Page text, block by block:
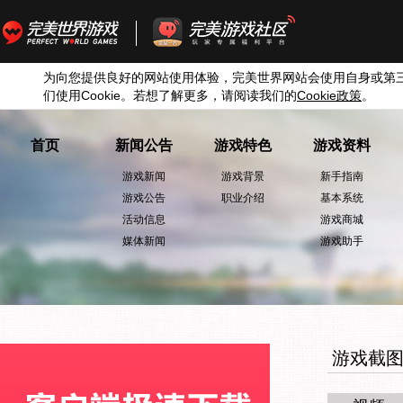
为向您提供良好的网站使用体验，完美世界网站会使用自身或第
们使用Cookie。若想了解更多，请阅读我们的Cookie政策。
首页 新闻公告
游戏新闻
游戏公告
活动信息
媒体新闻
游戏特色
游戏背景
职业介绍
游戏资料
新手指南
基本系统
游戏商城
游戏助手
游戏截图